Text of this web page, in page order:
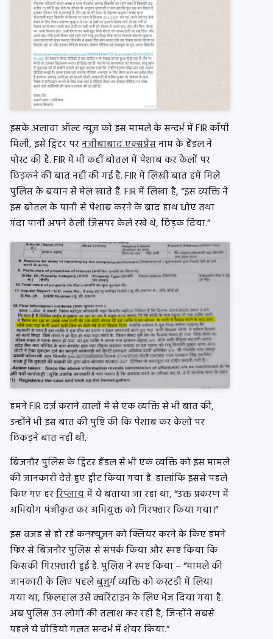
इसके अलावा ऑल्ट न्यूज़ को इस मामले के सन्दर्भ में FIR कॉपी
मिली, इसे ट्विटर परनजीबाबाद एक्सप्रेसनाम के हैंडल ने
पोस्ट की है. FIR में भी कहीं बोतल में पेशाब कर केलों पर
छिड़कने की बात नहीं की गई है. FIR में लिखी बात हमें मिले
पुलिस के बयान से मेल खाते हैं. FIR में लिखा है, “इस व्यक्ति ने
इस बोतल के पानी से पेशाब करने के बाद हाथ धोए तथा
गंदा पानी अपने ठेली जिसपर केले रखे थे, छिड़क दिया.”
हमने FIR दर्ज़ कराने वालों में से एक व्यक्ति से भी बात की,
उन्होंने भी इस बात की पुष्टि की कि पेशाब कर केलों पर
छिकड़ने बात नहीं थी.
बिजनौर पुलिस के ट्विटर हैंडल से भी एक व्यक्ति को इस मामले
की जानकारी देते हुए ट्वीट किया गया है. हालांकि इससे पहले
किए गए हररिप्लायमें ये बताया जा रहा था, “उक्त प्रकरण में
अभियोग पंजीकृत कर अभियुक्त को गिरफ्तार किया गया।”
इस वजह से हो रहे कन्फ़्यूज़न को क्लियर करने के किए हमने
फिर से बिजनौर पुलिस से संपर्क किया और स्पष्ट किया कि
किसकी गिरफ़्तारी हुई है. पुलिस ने स्पष्ट किया – “मामले की
जानकारी के लिए पहले बुज़ुर्ग व्यक्ति को कस्टडी में लिया
गया था, फ़िलहाल उसे क्वॉरेंटाइन के लिए भेज दिया गया है.
अब पुलिस उन लोगों की तलाश कर रही है, जिन्होंने सबसे
पहले ये वीडियो गलत सन्दर्भ में शेयर किया.”